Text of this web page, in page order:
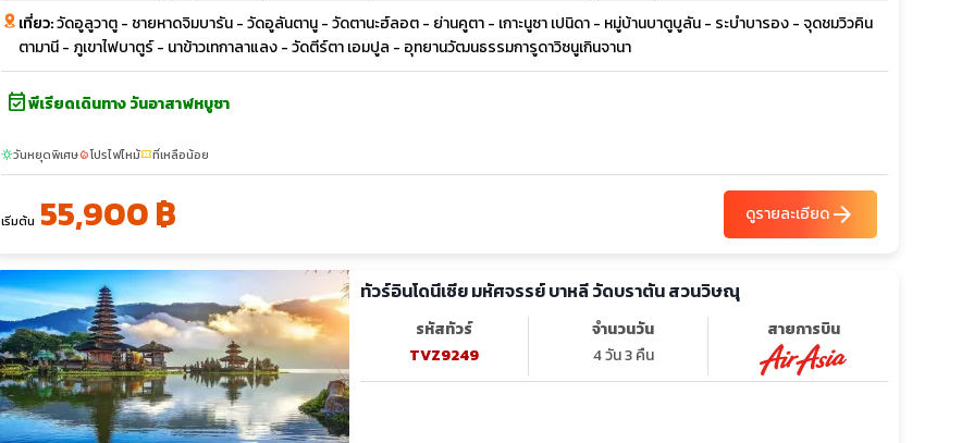
เที่ยว:วัดอูลูวาตู - ชายหาดจิมบารัน - วัดอูลันตานู - วัดตานะฮ์ลอต - ย่านคูตา - เกาะนูซา เปนิดา - หมู่บ้านบาตูบูลัน - ระบำบารอง - จุดชมวิวคิน
ตามานี - ภูเขาไฟบาตูร์ - นาข้าวเทกาลาแลง - วัดตีร์ตา เอมปูล - อุทยานวัฒนธรรมการูดาวิซนูเกินจานา
event_availableพีเรียดเดินทาง วันอาสาฬหบูชา
sunnyวันหยุดพิเศษlocal_fire_departmentโปรไฟไหม้confirmation_numberที่เหลือน้อย
เริ่มต้น 55,900 ฿ ดูรายละเอียดarrow_forward
ทัวร์อินโดนีเซีย มหัศจรรย์ บาหลี วัดบราตัน สวนวิษณุ
รหัสทัวร์
TVZ9249
จำนวนวัน
4 วัน 3 คืน
สายการบิน